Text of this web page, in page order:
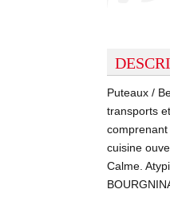
Puteaux /
transports
cuisine
Calme.